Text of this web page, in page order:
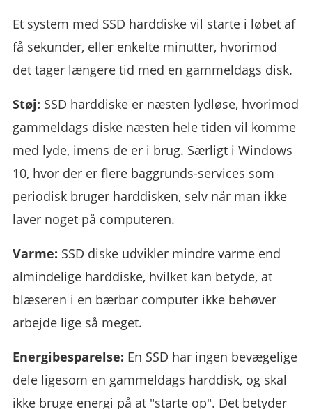
Et system med SSD harddiske vil starte i løbet af
få sekunder, eller enkelte minutter, hvorimod
det tager længere tid med en gammeldags disk.
Støj: SSD harddiske er næsten lydløse, hvorimod
gammeldags diske næsten hele tiden vil komme
med lyde, imens de er i brug. Særligt i Windows
10, hvor der er flere baggrunds-services som
periodisk bruger harddisken, selv når man ikke
laver noget på computeren.
Varme: SSD diske udvikler mindre varme end
almindelige harddiske, hvilket kan betyde, at
blæseren i en bærbar computer ikke behøver
arbejde lige så meget.
Energibesparelse: En SSD har ingen bevægelige
dele ligesom en gammeldags harddisk, og skal
ikke bruge energi på at "starte op". Det betyder